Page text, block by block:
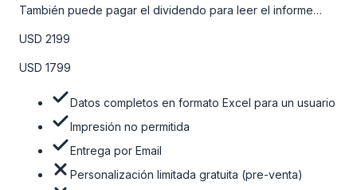
También puede pagar el dividendo para leer el informe
la tabla de precios a continuación.
USD 2199
USD 1799
Datos completos en formato Excel para un usuario
Impresión no permitida
Entrega por Email
Personalización limitada gratuita (pre-venta)